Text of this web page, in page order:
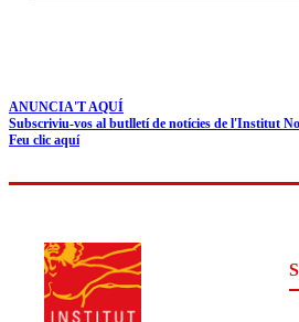
ANUNCIA'T AQUÍ
Subscriviu-vos al butlletí de notícies de l'Institut
Feu clic aquí